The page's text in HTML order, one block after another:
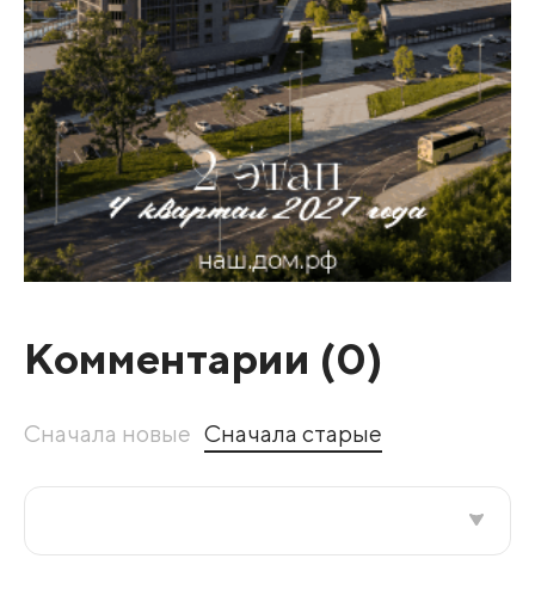
Комментарии (0)
Сначала новые Сначала старые